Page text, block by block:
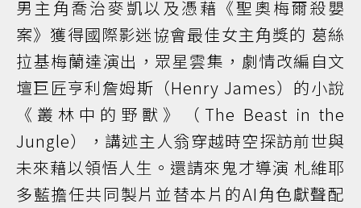
男主角喬治麥凱以及憑藉《聖奧梅爾殺嬰
案》獲得國際影迷協會最佳女主角獎的 葛絲
拉基梅蘭達演出，眾星雲集，劇情改編自文
壇巨匠亨利詹姆斯（Henry James）的小說
《叢林中的野獸》（The Beast in the
Jungle），講述主人翁穿越時空探訪前世與
未來藉以領悟人生。還請來鬼才導演 札維耶
多藍擔任共同製片並替本片的AI角色獻聲配